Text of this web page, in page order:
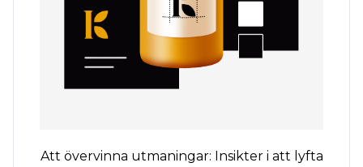
Att övervinna utmaningar: Insikter i att lyfta